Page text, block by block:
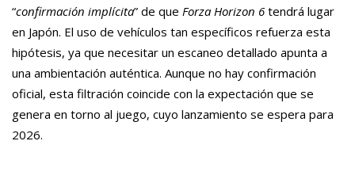
“confirmación implícita” de que Forza Horizon 6 tendrá lugar
en Japón. El uso de vehículos tan específicos refuerza esta
hipótesis, ya que necesitar un escaneo detallado apunta a
una ambientación auténtica. Aunque no hay confirmación
oficial, esta filtración coincide con la expectación que se
genera en torno al juego, cuyo lanzamiento se espera para
2026.